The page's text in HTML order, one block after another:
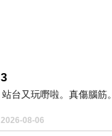
3
站台又玩嘢啦。真傷腦筋。
2026-08-06